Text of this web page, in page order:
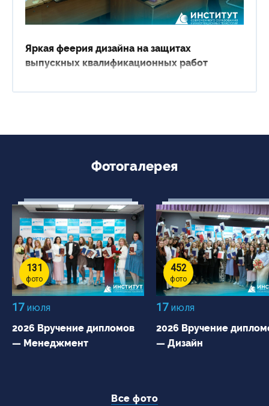
Яркая феерия дизайна на защитах
выпускных квалификационных работ
Фотогалерея
131
фото
17июля
2026 Вручение дипломов
— Менеджмент
452
фото
17июля
2026 Вручение
— Дизайн
Все фото